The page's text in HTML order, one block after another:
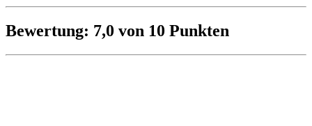
Bewertung: 7,0 von 10 Punkten